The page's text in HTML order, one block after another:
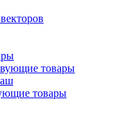
товары
товары